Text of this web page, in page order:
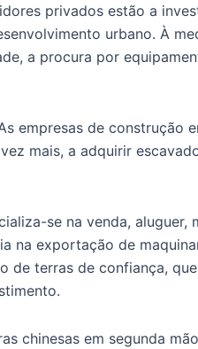
privados estão a
urbano. À
a procura por
empresas de construção
mais, a adquirir
se na venda, aluguer,
na exportação de
de terras de confiança,
chinesas em segunda